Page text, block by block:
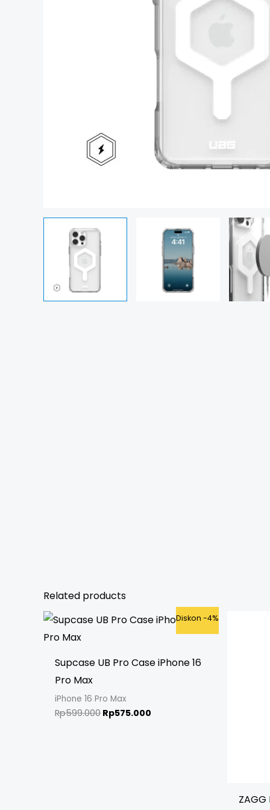
Related products
Diskon -4%
Supcase UB Pro Case iPhone 16
Pro Max
iPhone 16 Pro Max
Rp599.000
Original
price
Rp575.000
Current
price